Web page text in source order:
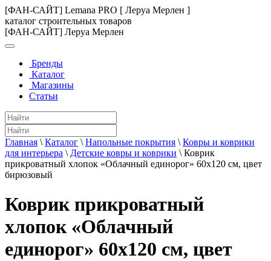
[ФАН-САЙТ] Lemana PRO [ Леруа Мерлен ]
каталог строительных товаров
[ФАН-САЙТ] Леруа Мерлен
Бренды
Каталог
Магазины
Статьи
Главная \ Каталог \ Напольные покрытия \ Ковры и коврики
для интерьера \ Детские ковры и коврики \ Коврик
прикроватный хлопок «Облачный единорог» 60x120 см, цвет
бирюзовый
Коврик прикроватный
хлопок «Облачный
единорог» 60x120 см, цвет